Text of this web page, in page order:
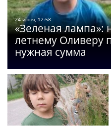
24 июня, 12:58
«Зеленая лампа»:
летнему Оливеру
нужная сумма